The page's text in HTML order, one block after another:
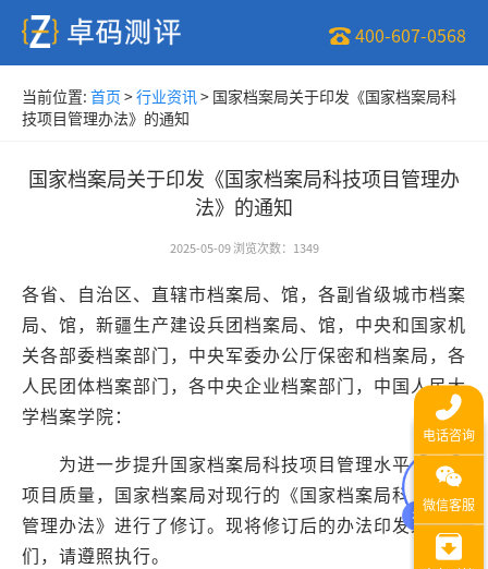
400-607-0568
当前位置: 首页 >行业资讯> 国家档案局关于印发《国家档案局科
技项目管理办法》的通知
国家档案局关于印发《国家档案局科技项目管理办
法》的通知
2025-05-09 浏览次数： 1349
各省、自治区、直辖市档案局、馆，各副省级城市档案
局、馆，新疆生产建设兵团档案局、馆，中央和国家机
关各部委档案部门，中央军委办公厅保密和档案局，各
人民团体档案部门，各中央企业档案部门，中国人民大
学档案学院：
为进一步提升国家档案局科技项目管理水平，提高
项目质量，国家档案局对现行的《国家档案局科技项目
管理办法》进行了修订。现将修订后的办法印发给你
们，请遵照执行。